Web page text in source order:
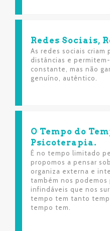
Redes Sociais,
As redes sociais criam
distâncias e
constante, mas não
genuíno, autêntico.
O Tempo do
Psicoterapia.
É no tempo limitado
propomos a pensar
organiza externa e
também nos
infindáveis que nos
tempo tem tanto
tempo tem.